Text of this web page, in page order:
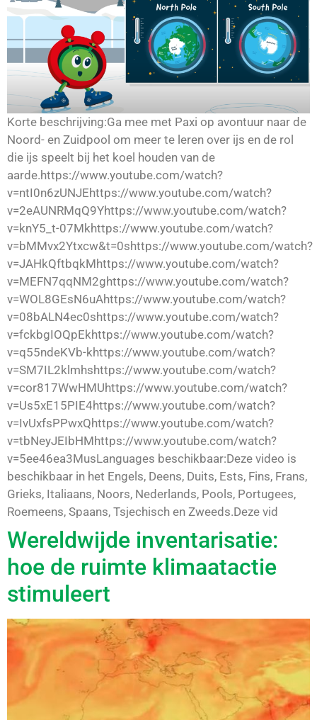
Korte beschrijving:Ga mee met Paxi op avontuur naar de
Noord- en Zuidpool om meer te leren over ijs en de rol
die ijs speelt bij het koel houden van de
aarde.https://www.youtube.com/watch?
v=ntI0n6zUNJEhttps://www.youtube.com/watch?
v=2eAUNRMqQ9Yhttps://www.youtube.com/watch?
v=knY5_t-07Mkhttps://www.youtube.com/watch?
v=bMMvx2Ytxcw&t=0shttps://www.youtube.com/watch?
v=JAHkQftbqkMhttps://www.youtube.com/watch?
v=MEFN7qqNM2ghttps://www.youtube.com/watch?
v=WOL8GEsN6uAhttps://www.youtube.com/watch?
v=08bALN4ec0shttps://www.youtube.com/watch?
v=fckbgIOQpEkhttps://www.youtube.com/watch?
v=q55ndeKVb-khttps://www.youtube.com/watch?
v=SM7IL2klmhshttps://www.youtube.com/watch?
v=cor817WwHMUhttps://www.youtube.com/watch?
v=Us5xE15PIE4https://www.youtube.com/watch?
v=IvUxfsPPwxQhttps://www.youtube.com/watch?
v=tbNeyJEIbHMhttps://www.youtube.com/watch?
v=5ee46ea3MusLanguages beschikbaar:Deze video is
beschikbaar in het Engels, Deens, Duits, Ests, Fins, Frans,
Grieks, Italiaans, Noors, Nederlands, Pools, Portugees,
Roemeens, Spaans, Tsjechisch en Zweeds.Deze vid
Wereldwijde inventarisatie:
hoe de ruimte klimaatactie
stimuleert